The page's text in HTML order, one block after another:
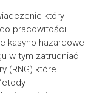
który
pracowitości
kasyno hazardowe
w tym zatrudniać
(RNG) które